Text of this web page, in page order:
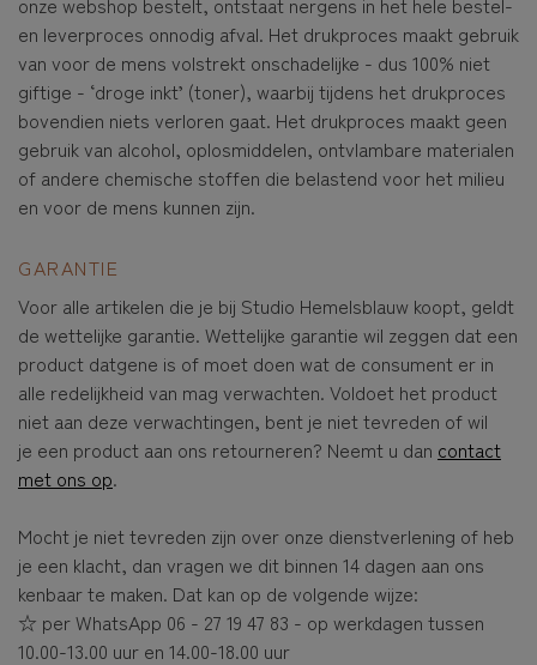
en leverproces onnodig afval. Het drukproces maakt gebruik
van voor de mens volstrekt onschadelijke - dus 100% niet
giftige - ‘droge inkt’ (toner), waarbij tijdens het drukproces
bovendien niets verloren gaat. Het drukproces maakt geen
gebruik van alcohol, oplosmiddelen, ontvlambare materialen
of andere chemische stoffen die belastend voor het milieu
en voor de mens kunnen zijn.
GARANTIE
Voor alle artikelen die je bij Studio Hemelsblauw koopt, geldt
de wettelijke garantie. Wettelijke garantie wil zeggen dat een
product datgene is of moet doen wat de consument er in
alle redelijkheid van mag verwachten. Voldoet het product
niet aan deze verwachtingen, bent je niet tevreden of wil
je een product aan ons retourneren? Neemt u dan contact
met ons op.
Mocht je niet tevreden zijn over onze dienstverlening of heb
je een klacht, dan vragen we dit binnen 14 dagen aan ons
kenbaar te maken. Dat kan op de volgende wijze:
☆ per WhatsApp 06 - 27 19 47 83 - op werkdagen tussen
10.00-13.00 uur en 14.00-18.00 uur